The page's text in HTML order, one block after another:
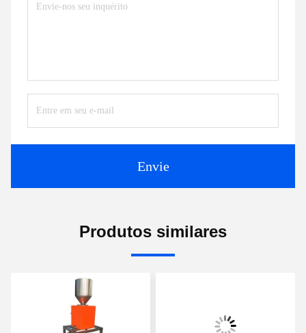
Envie
Produtos similares